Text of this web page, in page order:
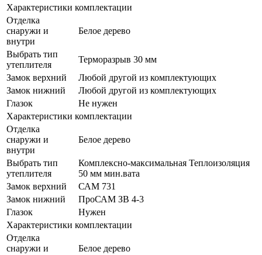
Характеристики комплектации
Отделка
снаружи и
внутри
Белое дерево
Выбрать тип
утеплителя
Терморазрыв 30 мм
Замок верхний
Любой другой из комплектующих
Замок нижний
Любой другой из комплектующих
Глазок
Не нужен
Характеристики комплектации
Отделка
снаружи и
внутри
Белое дерево
Выбрать тип
утеплителя
Комплексно-максимальная Теплоизоляция
50 мм мин.вата
Замок верхний
САМ 731
Замок нижний
ПроСАМ ЗВ 4-3
Глазок
Нужен
Характеристики комплектации
Отделка
снаружи и
Белое дерево